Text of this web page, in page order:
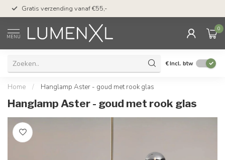
Gratis verzending vanaf €55,-
MENU
0
€Incl. btw
Home / Hanglamp Aster - goud met rook glas
Hanglamp Aster - goud met rook glas